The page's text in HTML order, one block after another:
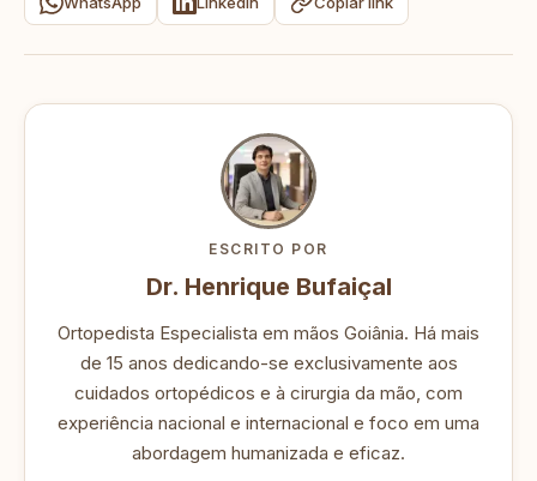
ESCRITO POR
Dr. Henrique Bufaiçal
Ortopedista Especialista em mãos Goiânia. Há mais
de 15 anos dedicando-se exclusivamente aos
cuidados ortopédicos e à cirurgia da mão, com
experiência nacional e internacional e foco em uma
abordagem humanizada e eficaz.